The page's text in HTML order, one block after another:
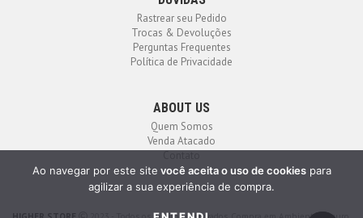
Rastrear seu Pedido
Trocas & Devoluções
Perguntas Frequentes
Política de Privacidade
ABOUT US
Quem Somos
Venda Atacado
Ao navegar por este site você aceita o uso de cookiespara
agilizar a sua experiência de compra.